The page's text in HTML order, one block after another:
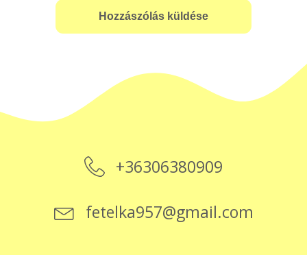
+36306380909
fetelka957@gmail.com